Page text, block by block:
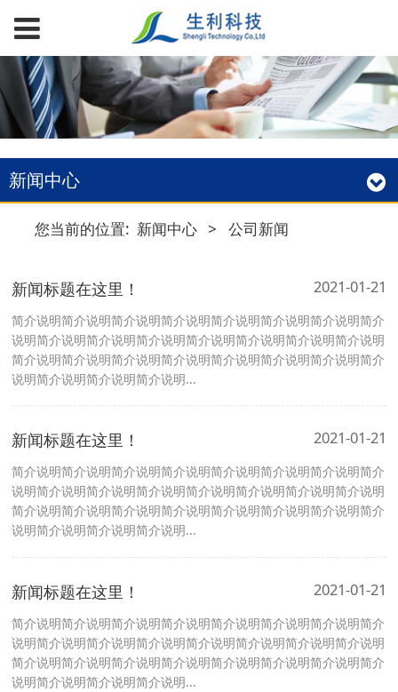
新闻中心
您当前的位置: 新闻中心 > 公司新闻
新闻标题在这里！ 2021-01-21
简介说明简介说明简介说明简介说明简介说明简介说明简介说明简介
说明简介说明简介说明简介说明简介说明简介说明简介说明简介说明
简介说明简介说明简介说明简介说明简介说明简介说明简介说明简介
说明简介说明简介说明简介说明...
新闻标题在这里！ 2021-01-21
简介说明简介说明简介说明简介说明简介说明简介说明简介说明简介
说明简介说明简介说明简介说明简介说明简介说明简介说明简介说明
简介说明简介说明简介说明简介说明简介说明简介说明简介说明简介
说明简介说明简介说明简介说明...
新闻标题在这里！ 2021-01-21
简介说明简介说明简介说明简介说明简介说明简介说明简介说明简介
说明简介说明简介说明简介说明简介说明简介说明简介说明简介说明
简介说明简介说明简介说明简介说明简介说明简介说明简介说明简介
说明简介说明简介说明简介说明...